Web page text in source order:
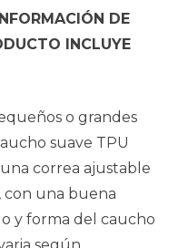
DE
INCLUYE
o grandes
suave TPU
correa ajustable
con una buena
y forma del caucho